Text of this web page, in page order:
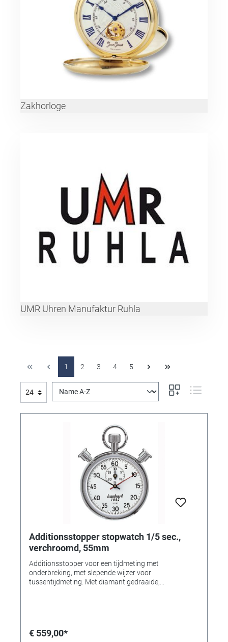
Zakhorloge
UMR Uhren Manufaktur Ruhla
1 2 3 4 5
Additionsstopper stopwatch 1/5 sec.,
verchroomd, 55mm
Additionsstopper voor een tijdmeting met
onderbreking, met slepende wijzer voor
tussentijdmeting. Met diamant gedraaide,
Ankeruitvoering: Penanker Meetbereik: 1/5 seconde
€ 559,00*